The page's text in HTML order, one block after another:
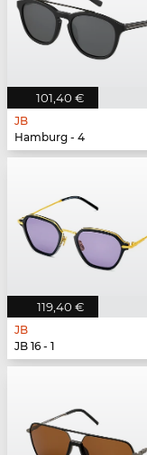
101,40 €
JB
Hamburg - 4
119,40 €
JB
JB 16 - 1